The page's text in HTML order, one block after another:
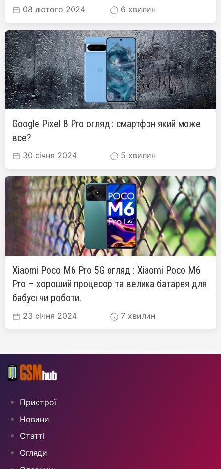
08 лютого 2024 6 хвилин
Google Pixel 8 Pro огляд : смартфон який може
все?
30 січня 2024 5 хвилин
Xiaomi Poco M6 Pro 5G огляд : Xiaomi Poco M6
Pro – хороший процесор та велика батарея для
бабусі чи роботи.
23 січня 2024 7 хвилин
Пристрої
Новини
Статті
Огляди